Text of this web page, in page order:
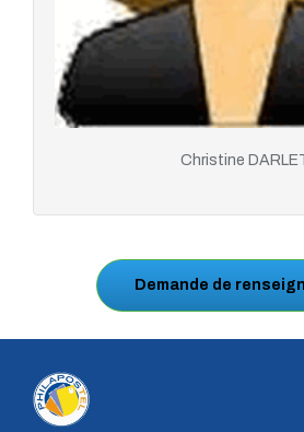
Christine
Demande de